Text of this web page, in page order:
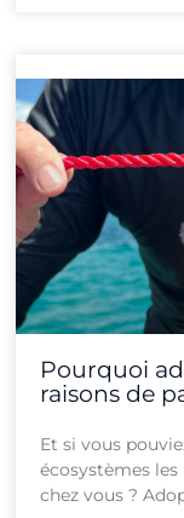
Pourquoi
raisons de
Et si vous
écosystèmes
chez vous ?